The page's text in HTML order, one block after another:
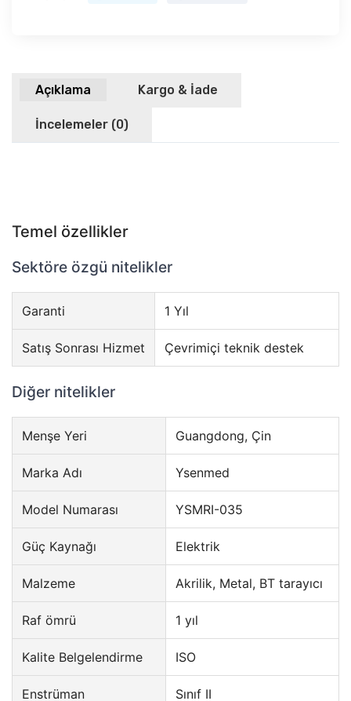
Açıklama Kargo & İade
İncelemeler (0)
Temel özellikler
Sektöre özgü nitelikler
Garanti 1 Yıl
Satış Sonrası Hizmet Çevrimiçi teknik destek
Diğer nitelikler
Menşe Yeri Guangdong, Çin
Marka Adı Ysenmed
Model Numarası YSMRI-035
Güç Kaynağı Elektrik
Malzeme Akrilik, Metal, BT tarayıcı
Raf ömrü 1 yıl
Kalite Belgelendirme ISO
Enstrüman Sınıf II